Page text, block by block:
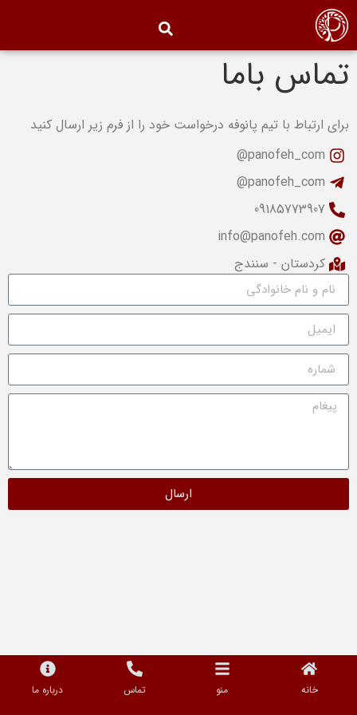
تماس باما
برای ارتباط با تیم پانوفه درخواست خود را از فرم زیر ارسال کنید
panofeh_com@
panofeh_com@
09185773907
info@panofeh.com
کردستان - سنندج
ارسال
خانه منو تماس درباره ما